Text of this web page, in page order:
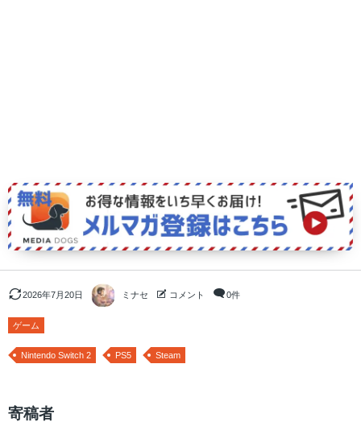
2026年7月20日 ミナセ コメント 0件
ゲーム
Nintendo Switch 2 PS5 Steam
寄稿者